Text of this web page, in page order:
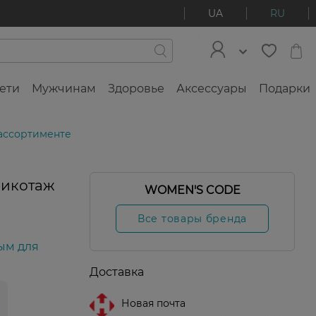
UA RU
Мужчинам Здоровье Аксессуары Подарки
для
WOMEN'S CODE
Все товары бренда
Доставка
Новая почта